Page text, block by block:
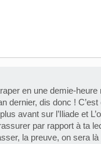
en une demie-
dernier, dis donc !
avant sur l’Iliade et
par rapport à ta
la preuve, on sera